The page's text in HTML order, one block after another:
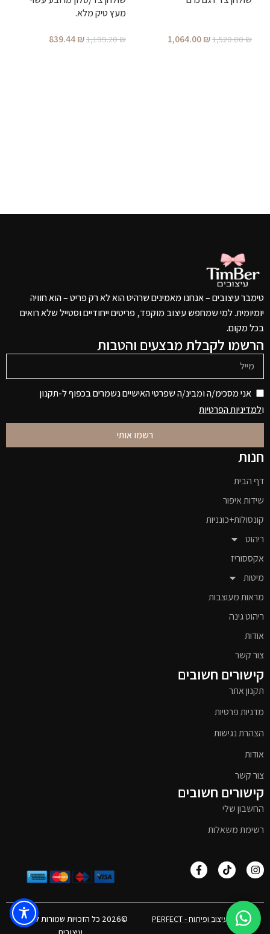
1,520.00₪
1,064.00₪
מעץ טיק מלא.
1,199.20₪
839.44₪
טימבר עיצובים – אנחנו מאמינים שרהיט הוא לא רק פריט – הוא חוויה
יומיומית. למי שמחפש עיצוב מוקפד, פריטים ייחודיים וסטייל שלא רואים
בכל מקום.
הרשמו לקבלת מבצעים והטבות
אני מסכימ/ה ומבינ/ה שפרטי האישיים נשמרים בכפוף ל-תקנון
ולמדיניות הפרטיות
רשמו אותי
חנות
דף הבית
שידות איפור
קונסולות+כונניות
ריהוט
אקססוריז
מיטות
מראות מעוצבות
ריהוט גינה
אודות
צור קשר
קישורים חשובים
תקנון אתר
מדניות פרטיות
הצהרת נגישות
אודות
צור קשר
קישורים חשובים
החשבון שלי
רשימת משאלות
אפיון, עיצוב ופיתוח - PERFECT
©2026 כל הזכויות שמורות לטימבר